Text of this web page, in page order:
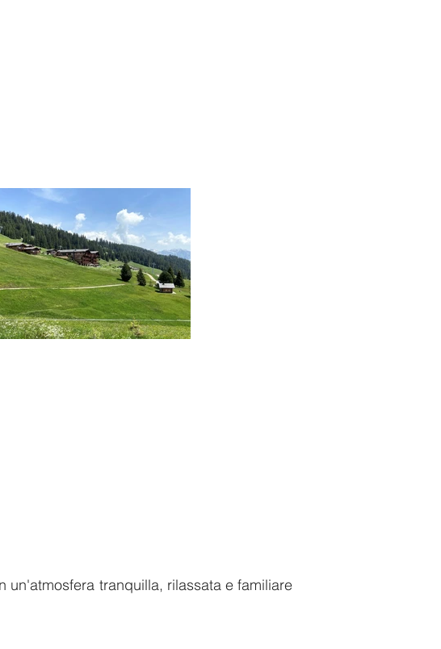
un'atmosfera tranquilla, rilassata e familiare